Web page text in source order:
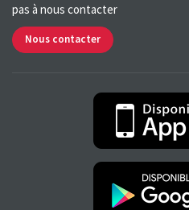
pas à nous contacter
Nous contacter